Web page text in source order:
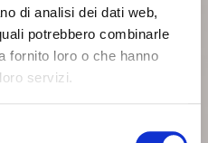
di analisi dei dati web,
potrebbero combinarle
fornito loro o che hanno
servizi.
browsing from Close